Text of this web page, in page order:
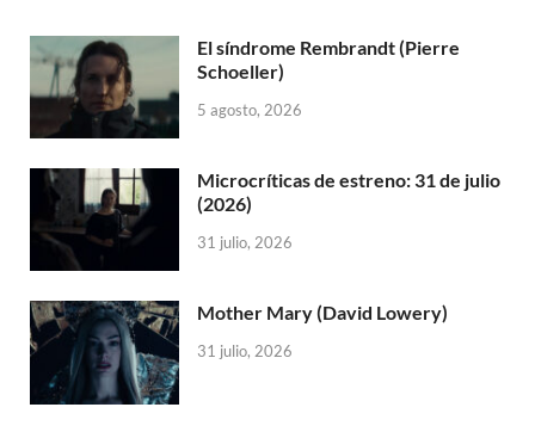
El síndrome Rembrandt (Pierre
Schoeller)
5 agosto, 2026
Microcríticas de estreno: 31 de julio
(2026)
31 julio, 2026
Mother Mary (David Lowery)
31 julio, 2026